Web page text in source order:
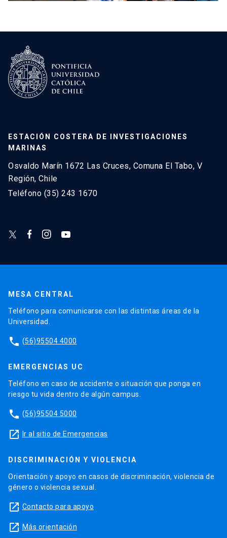
ESTACIÓN COSTERA DE INVESTIGACIONES
MARINAS
Osvaldo Marín 1672 Las Cruces, Comuna El Tabo, V
Región, Chile
Teléfono (35) 243 1670
MESA CENTRAL
Teléfono para comunicarse con las distintas áreas de la
Universidad.
phone (56)95504 4000
EMERGENCIAS UC
Teléfono en caso de accidente o situación que ponga en
riesgo tu vida dentro de algún campus.
phone (56)95504 5000
launch Ir al sitio de Emergencias
DISCRIMINACIÓN Y VIOLENCIA
Orientación y apoyo en casos de discriminación, violencia de
género o violencia sexual.
launch Contacto para apoyo
launch Más orientación